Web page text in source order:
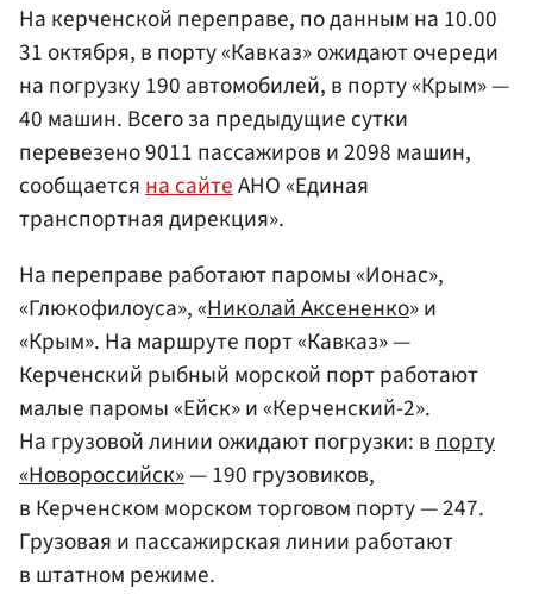
На керченской переправе, по данным на 10.00
31 октября, в порту «Кавказ» ожидают очереди
на погрузку 190 автомобилей, в порту «Крым» —
40 машин. Всего за предыдущие сутки
перевезено 9011 пассажиров и 2098 машин,
сообщаетсяна сайтеАНО «Единая
транспортная дирекция».
На переправе работают паромы «Ионас»,
«Глюкофилоуса», «Николай Аксененко» и
«Крым». На маршруте порт «Кавказ» —
Керченский рыбный морской порт работают
малые паромы «Ейск» и «Керченский-2».
На грузовой линии ожидают погрузки: впорту
«Новороссийск»— 190 грузовиков,
в Керченском морском торговом порту — 247.
Грузовая и пассажирская линии работают
в штатном режиме.